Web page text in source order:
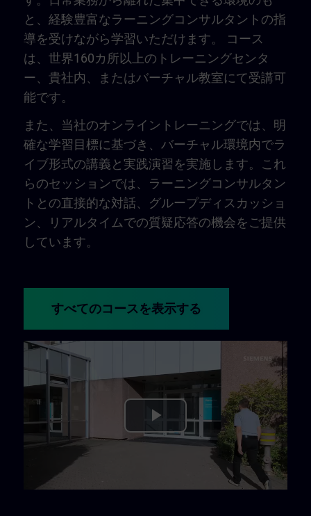
と、経験豊富なラーニングコンサルタントの指
導を受けながら学習いただけます。 コース
は、世界160カ所以上のトレーニングセンタ
ー、貴社内、またはバーチャル教室にて受講可
能です。
また、当社のオンライントレーニングでは、明
確な学習目標に基づき、バーチャル環境内でラ
イブ形式の講義と実践演習を実施します。これ
らのセッションでは、ラーニングコンサルタン
トとの直接的な対話、グループディスカッショ
ン、リアルタイムでの質疑応答の機会をご提供
しています。
すべてのコースを表示する
Play